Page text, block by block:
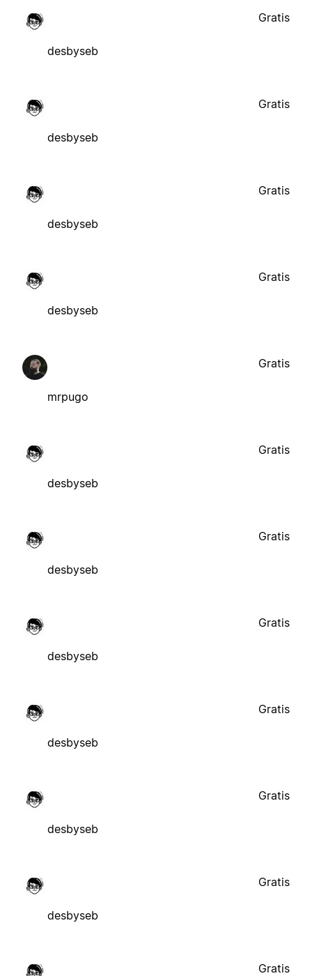
desbyseb
Gratis
desbyseb
Gratis
desbyseb
Gratis
desbyseb
Gratis
mrpugo
Gratis
desbyseb
Gratis
desbyseb
Gratis
desbyseb
Gratis
desbyseb
Gratis
desbyseb
Gratis
desbyseb
Gratis
Gratis